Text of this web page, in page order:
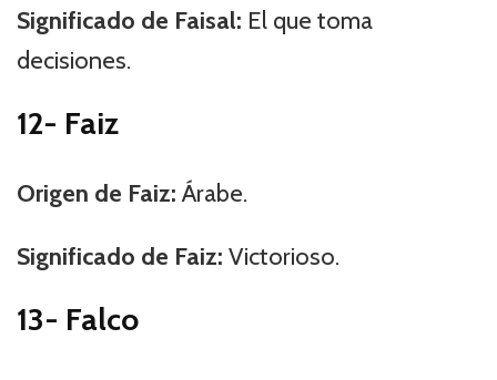
Significado de Faisal: El que toma
decisiones.
12- Faiz
Origen de Faiz:Árabe.
Significado de Faiz: Victorioso.
13- Falco